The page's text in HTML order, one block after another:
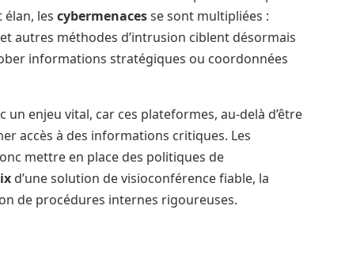
les cybermenacesse sont multipliées :
autres méthodes d’intrusion ciblent désormais
informations stratégiques ou coordonnées
un enjeu vital, car ces plateformes, au-delà d’être
accès à des informations critiques. Les
mettre en place des politiques de
d’une solution de visioconférence fiable, la
de procédures internes rigoureuses.